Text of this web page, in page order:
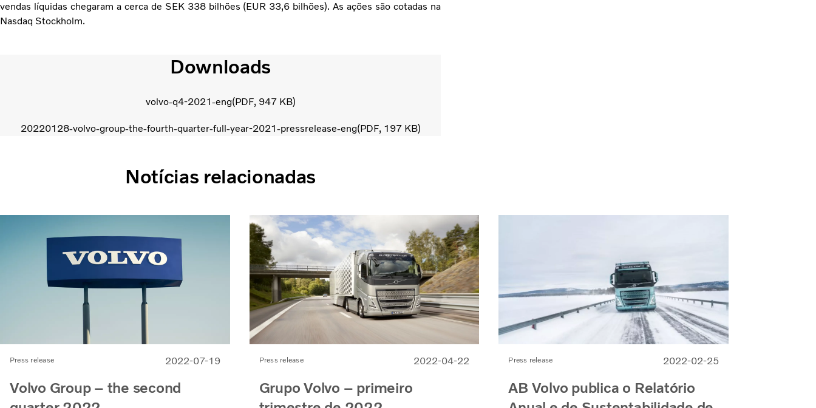
vendas líquidas chegaram a cerca de SEK 338 bilhões (EUR 33,6 bilhões). As ações são cotadas na
Nasdaq Stockholm.
Downloads
volvo-q4-2021-eng PDF 947 KB
20220128-volvo-group-the-fourth-quarter-full-year-2021-pressrelease-eng PDF 197 KB
Notícias relacionadas
Press release 2022-07-19
Volvo Group – the second
Press release 2022-04-22
Grupo Volvo – primeiro
Press release 2022-02-25
AB Volvo publica o Relatório